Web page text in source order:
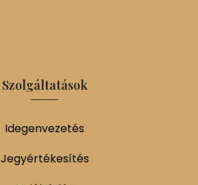
Szolgáltatások
Idegenvezetés
Jegyértékesítés